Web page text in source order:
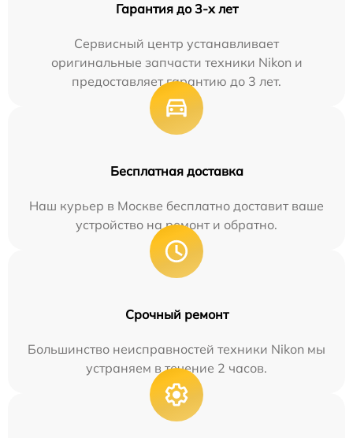
Гарантия до 3-х лет
Сервисный центр устанавливает
оригинальные запчасти техники Nikon и
предоставляет гарантию до 3 лет.
Бесплатная доставка
Наш курьер в Москве бесплатно доставит ваше
устройство на ремонт и обратно.
Срочный ремонт
Большинство неисправностей техники Nikon мы
устраняем в течение 2 часов.